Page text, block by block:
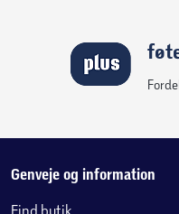
Genveje og information
Find butik